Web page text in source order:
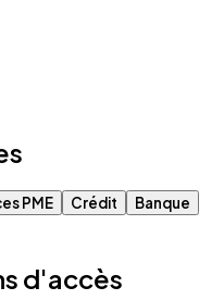
PME Crédit
Banque
d'accès